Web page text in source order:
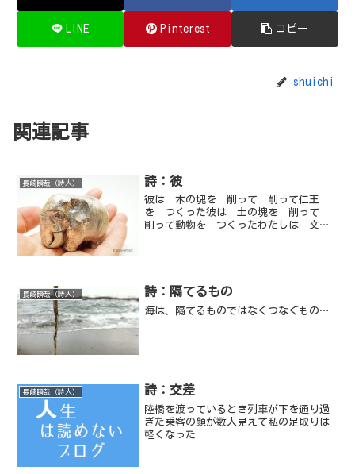
LINE Pinterest コピー
shuichi
関連記事
長崎瞬哉（詩人） 詩：彼
彼は 木の塊を 削って 削って仁王
を つくった彼は 土の塊を 削って
削って動物を つくったわたしは 文章
長崎瞬哉（詩人） 詩：隔てるもの
海は、隔てるものではなくつなぐもの…
長崎瞬哉（詩人） 詩：交差
陸橋を渡っているとき列車が下を通り過
ぎた乗客の顔が数人見えて私の足取りは
軽くなった